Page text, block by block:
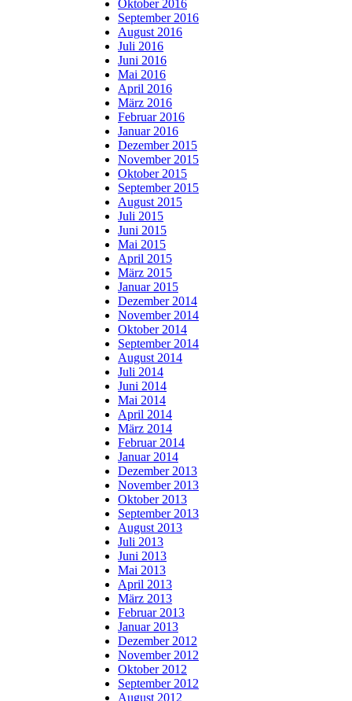
Oktober 2016
September 2016
August 2016
Juli 2016
Juni 2016
Mai 2016
April 2016
März 2016
Februar 2016
Januar 2016
Dezember 2015
November 2015
Oktober 2015
September 2015
August 2015
Juli 2015
Juni 2015
Mai 2015
April 2015
März 2015
Januar 2015
Dezember 2014
November 2014
Oktober 2014
September 2014
August 2014
Juli 2014
Juni 2014
Mai 2014
April 2014
März 2014
Februar 2014
Januar 2014
Dezember 2013
November 2013
Oktober 2013
September 2013
August 2013
Juli 2013
Juni 2013
Mai 2013
April 2013
März 2013
Februar 2013
Januar 2013
Dezember 2012
November 2012
Oktober 2012
September 2012
August 2012